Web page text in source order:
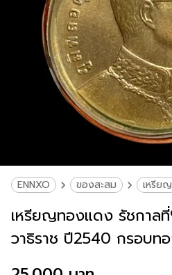
ENNXO ของสะสม เหรียญ
เหรียญทองแดง รัชกาล
วาธิราช ปี2540 กรอบท